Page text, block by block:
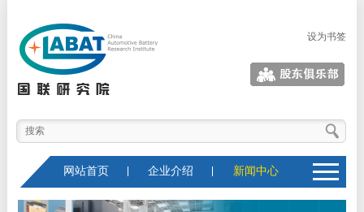
设为书签
股东俱乐部
网站首页 企业介绍 新闻中心